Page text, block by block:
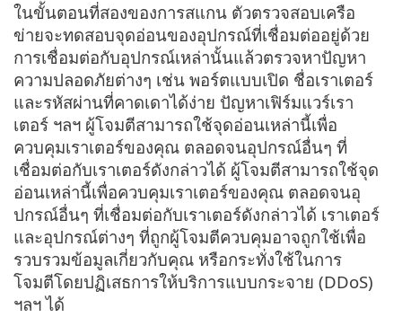
ในขั้นตอนที่สองของการสแกน ตัวตรวจสอบเครือ
ข่ายจะทดสอบจุดอ่อนของอุปกรณ์ที่เชื่อมต่ออยู่ด้วย
การเชื่อมต่อกับอุปกรณ์เหล่านั้นแล้วตรวจหาปัญหา
ความปลอดภัยต่างๆ เช่น พอร์ตแบบเปิด ชื่อเราเตอร์
และรหัสผ่านที่คาดเดาได้ง่าย ปัญหาเฟิร์มแวร์เรา
เตอร์ ฯลฯ ผู้โจมตีสามารถใช้จุดอ่อนเหล่านี้เพื่อ
ควบคุมเราเตอร์ของคุณ ตลอดจนอุปกรณ์อื่นๆ ที่
เชื่อมต่อกับเราเตอร์ดังกล่าวได้ ผู้โจมตีสามารถใช้จุด
อ่อนเหล่านี้เพื่อควบคุมเราเตอร์ของคุณ ตลอดจนอุ
ปกรณ์อื่นๆ ที่เชื่อมต่อกับเราเตอร์ดังกล่าวได้ เราเตอร์
และอุปกรณ์ต่างๆ ที่ถูกผู้โจมตีควบคุมอาจถูกใช้เพื่อ
รวบรวมข้อมูลเกี่ยวกับคุณ หรือกระทั่งใช้ในการ
โจมตีโดยปฏิเสธการให้บริการแบบกระจาย (DDoS)
ฯลฯ ได้